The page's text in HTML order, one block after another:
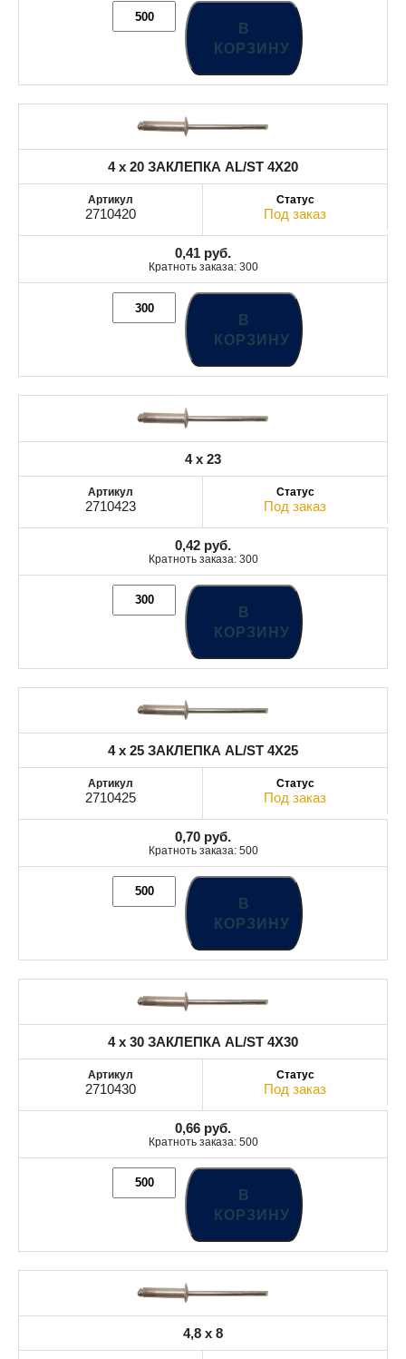
В
КОРЗИНУ
4 x 20 ЗАКЛЕПКА AL/ST 4X20
2710420 Под заказ
0,41 руб.
Кратноть заказа: 300
В
КОРЗИНУ
4 x 23
2710423 Под заказ
0,42 руб.
Кратноть заказа: 300
В
КОРЗИНУ
4 x 25 ЗАКЛЕПКА AL/ST 4X25
2710425 Под заказ
0,70 руб.
Кратноть заказа: 500
В
КОРЗИНУ
4 x 30 ЗАКЛЕПКА AL/ST 4X30
2710430 Под заказ
0,66 руб.
Кратноть заказа: 500
В
КОРЗИНУ
4,8 x 8